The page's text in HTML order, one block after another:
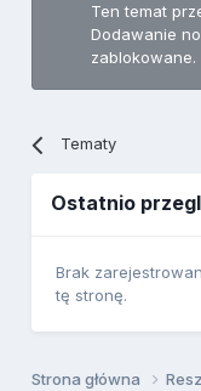
Ten temat
Dodawanie
zablokowane.
Tematy
Ostatnio
Brak
tę stronę.
Strona główna